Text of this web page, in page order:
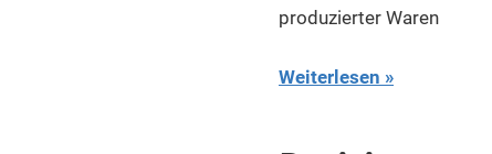
produzierter Waren
Weiterlesen